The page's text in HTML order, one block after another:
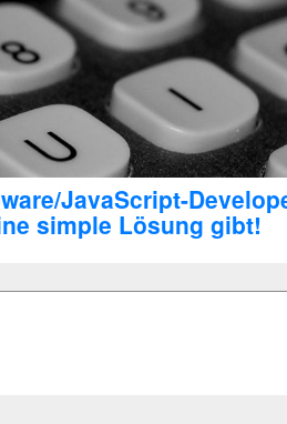
JavaScript-
simple Lösung gibt!